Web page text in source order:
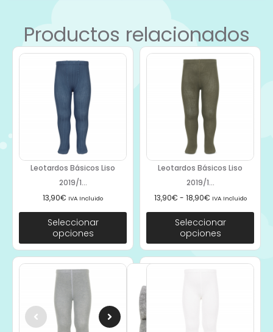
Productos relacionados
Leotardos Básicos Liso
2019/1...
13,90€ IVA Incluido
Seleccionar
opciones
Leotardos Básicos Liso
2019/1...
13,90€ - 18,90€ IVA Incluido
Seleccionar
opciones